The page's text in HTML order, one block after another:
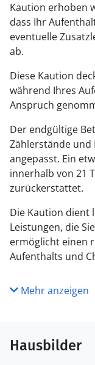
Kaution erhoben
dass Ihr
eventuelle
ab.
Diese Kaution
während Ihres
Anspruch
Der endgültige
Zählerstände und
angepasst. Ein
innerhalb von 21
zurückerstattet.
Die Kaution dient
Leistungen, die
ermöglicht einen
Aufenthalts und
Mehr anzeigen
Hausbilder